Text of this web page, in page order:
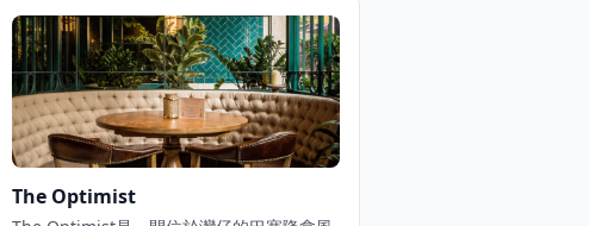
ZOZZONA的廚師團隊精通日式與意式烹飪
技藝，每日新鮮製作各種意大利麵，包括經
典的卡波納拉、創新的日式明太子意大利
麵，以及季節限定的特色口味。餐廳的分享
小食同樣精彩，從日式炸雞到意式小食拼
盤，每道菜都展現了兩種飲食文化的巧妙融
合。餐廳內部裝潢融合了現代日式簡約風格
境。無論是與朋友小聚還是約會晚餐，
The Optimist